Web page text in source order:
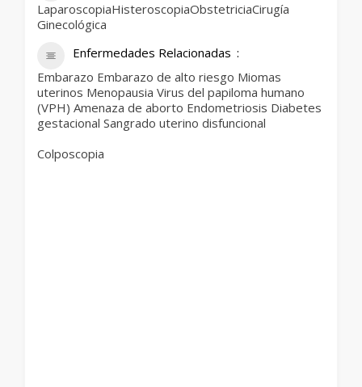
LaparoscopiaHisteroscopiaObstetriciaCirugía
Ginecológica
Enfermedades Relacionadas
Embarazo Embarazo de alto riesgo Miomas
uterinos Menopausia Virus del papiloma humano
(VPH) Amenaza de aborto Endometriosis Diabetes
gestacional Sangrado uterino disfuncional
Colposcopia